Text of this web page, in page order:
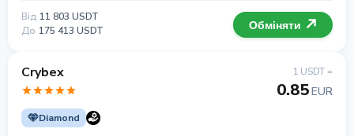
Від 11 803 USDT
До 175 413 USDT Обміняти
Crybex
Diamond
1 USDT =
0.85EUR